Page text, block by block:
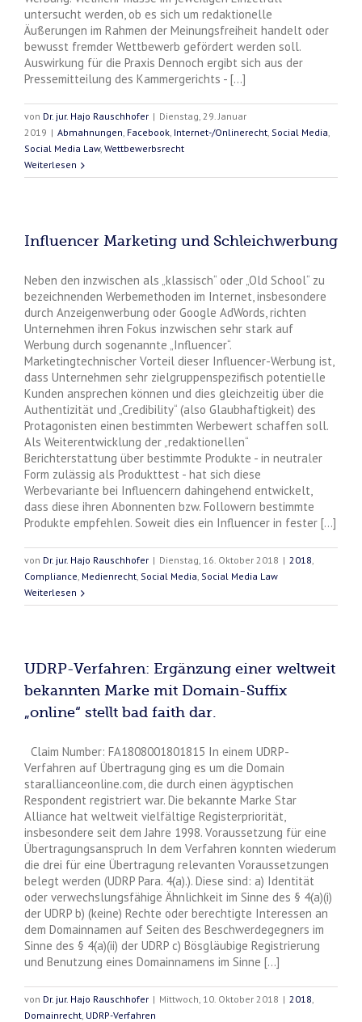
untersucht werden, ob es sich um redaktionelle
Äußerungen im Rahmen der Meinungsfreiheit handelt oder
bewusst fremder Wettbewerb gefördert werden soll.
Auswirkung für die Praxis Dennoch ergibt sich aus der
Pressemitteilung des Kammergerichts - [...]
von Dr. jur. Hajo Rauschhofer | Dienstag, 29. Januar
2019 | Abmahnungen, Facebook, Internet-/Onlinerecht, Social Media,
Social Media Law, Wettbewerbsrecht
Weiterlesen
Influencer Marketing und Schleichwerbung
Neben den inzwischen als „klassisch“ oder „Old School“ zu
bezeichnenden Werbemethoden im Internet, insbesondere
durch Anzeigenwerbung oder Google AdWords, richten
Unternehmen ihren Fokus inzwischen sehr stark auf
Werbung durch sogenannte „Influencer“.
Marketingtechnischer Vorteil dieser Influencer-Werbung ist,
dass Unternehmen sehr zielgruppenspezifisch potentielle
Kunden ansprechen können und dies gleichzeitig über die
Authentizität und „Credibility“ (also Glaubhaftigkeit) des
Protagonisten einen bestimmten Werbewert schaffen soll.
Als Weiterentwicklung der „redaktionellen“
Berichterstattung über bestimmte Produkte - in neutraler
Form zulässig als Produkttest - hat sich diese
Werbevariante bei Influencern dahingehend entwickelt,
dass diese ihren Abonnenten bzw. Followern bestimmte
Produkte empfehlen. Soweit dies ein Influencer in fester [...]
von Dr. jur. Hajo Rauschhofer | Dienstag, 16. Oktober 2018 | 2018,
Compliance, Medienrecht, Social Media, Social Media Law
Weiterlesen
UDRP-Verfahren: Ergänzung einer weltweit
bekannten Marke mit Domain-Suffix
„online“ stellt bad faith dar.
Claim Number: FA1808001801815 In einem UDRP-
Verfahren auf Übertragung ging es um die Domain
starallianceonline.com, die durch einen ägyptischen
Respondent registriert war. Die bekannte Marke Star
Alliance hat weltweit vielfältige Registerpriorität,
insbesondere seit dem Jahre 1998. Voraussetzung für eine
Übertragungsanspruch In dem Verfahren konnten wiederum
die drei für eine Übertragung relevanten Voraussetzungen
belegt werden (UDRP Para. 4(a).). Diese sind: a) Identität
oder verwechslungsfähige Ähnlichkeit im Sinne des § 4(a)(i)
der UDRP b) (keine) Rechte oder berechtigte Interessen an
dem Domainnamen auf Seiten des Beschwerdegegners im
Sinne des § 4(a)(ii) der UDRP c) Bösgläubige Registrierung
und Benutzung eines Domainnamens im Sinne [...]
von Dr. jur. Hajo Rauschhofer | Mittwoch, 10. Oktober 2018 | 2018,
Domainrecht, UDRP-Verfahren